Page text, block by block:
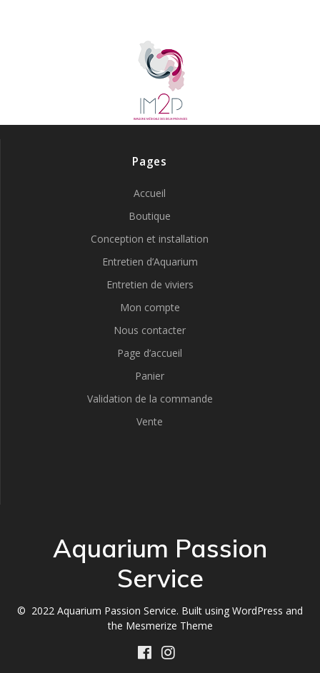
Pages
Accueil
Boutique
Conception et installation
Entretien d’Aquarium
Entretien de viviers
Mon compte
Nous contacter
Page d’accueil
Panier
Validation de la commande
Vente
Aquarium Passion
Service
© 2022 Aquarium Passion Service. Built using WordPress and
the Mesmerize Theme